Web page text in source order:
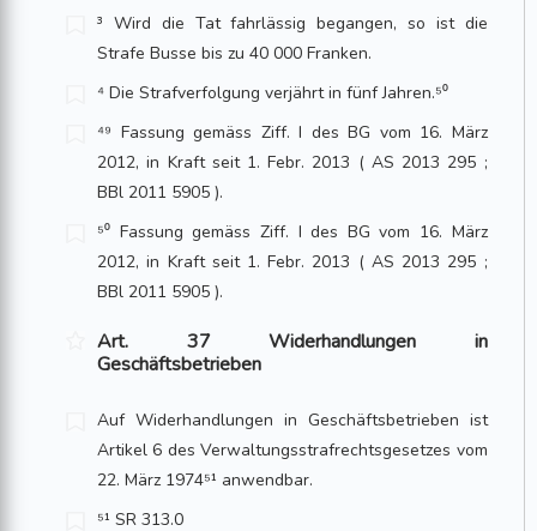
³ Wird die Tat fahrlässig begangen, so ist die
Strafe Busse bis zu 40 000 Franken.
⁴ Die Strafverfolgung verjährt in fünf Jahren.⁵⁰
⁴⁹ Fassung gemäss Ziff. I des BG vom 16. März
2012, in Kraft seit 1. Febr. 2013 ( AS 2013 295 ;
BBl 2011 5905 ).
⁵⁰ Fassung gemäss Ziff. I des BG vom 16. März
2012, in Kraft seit 1. Febr. 2013 ( AS 2013 295 ;
BBl 2011 5905 ).
Art. 37 Widerhandlungen in
Geschäftsbetrieben
Auf Widerhandlungen in Geschäftsbetrieben ist
Artikel 6 des Verwaltungsstraf­rechtsgesetzes vom
22. März 1974⁵¹ anwendbar.
⁵¹ SR 313.0